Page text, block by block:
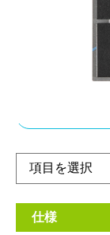
裏面まで黒く、
25×25mmと細長
同シリーズの
仕様